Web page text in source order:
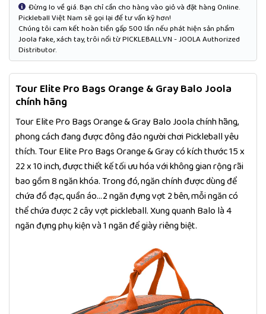
Đừng lo về giá. Bạn chỉ cần cho hàng vào giỏ và đặt hàng Online.
Pickleball Việt Nam sẽ gọi lại để tư vấn kỹ hơn!
Chúng tôi cam kết hoàn tiền gấp 500 lần nếu phát hiện sản phẩm
Joola fake, xách tay, trôi nổi từ PICKLEBALL.VN - JOOLA Authorized
Distributor.
Tour Elite Pro Bags Orange & Gray Balo Joola
chính hãng
Tour Elite Pro Bags Orange & Gray Balo Joola chính hãng,
phong cách đang được đông đảo người chơi Pickleball yêu
thích. Tour Elite Pro Bags Orange & Gray có kích thước 15 x
22 x 10 inch, được thiết kế tối ưu hóa với không gian rộng rãi
bao gồm 8 ngăn khóa. Trong đó, ngăn chính được dùng để
chứa đồ đạc, quần áo...2 ngăn đựng vợt 2 bên, mỗi ngăn có
thể chứa được 2 cây vợt pickleball. Xung quanh Balo là 4
ngăn đựng phụ kiện và 1 ngăn để giày riêng biệt.